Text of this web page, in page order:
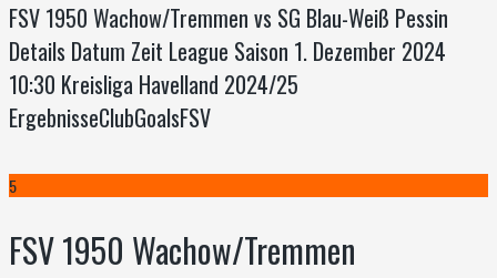
FSV 1950 Wachow/Tremmen vs SG Blau-Weiß Pessin
Details Datum Zeit League Saison 1. Dezember 2024
10:30 Kreisliga Havelland 2024/25
ErgebnisseClubGoalsFSV
5
FSV 1950 Wachow/Tremmen